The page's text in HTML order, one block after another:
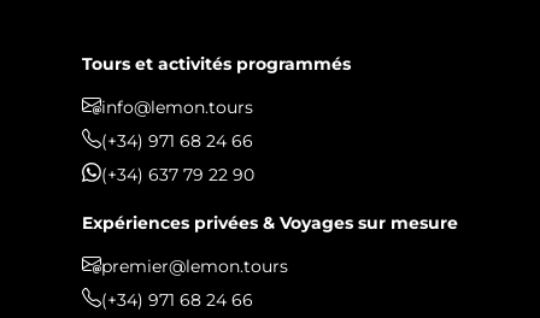
Tours et activités programmés
info@lemon.tours
(+34) 971 68 24 66
(+34) 637 79 22 90
Expériences privées & Voyages sur mesure
premier@lemon.tours
(+34) 971 68 24 66